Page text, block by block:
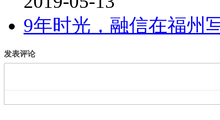
9年时光，融信在福州
发表评论